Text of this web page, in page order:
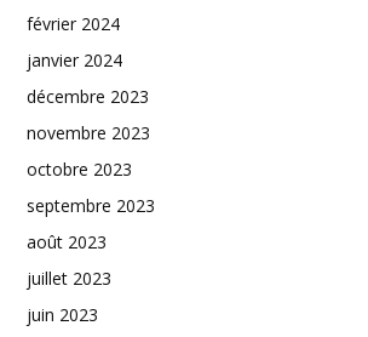
février 2024
janvier 2024
décembre 2023
novembre 2023
octobre 2023
septembre 2023
août 2023
juillet 2023
juin 2023